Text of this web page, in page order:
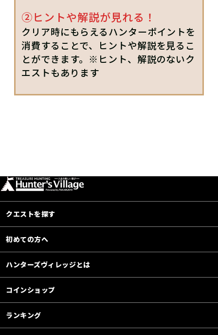
②ヒントや解説が見れる！
クリア時にもらえるハンターポイントを
消費することで、ヒントや解説を見るこ
とができます。※ヒント、解説のないク
エストもあります
クエストを探す
初めての方へ
ハンターズヴィレッジとは
コインショップ
ランキング